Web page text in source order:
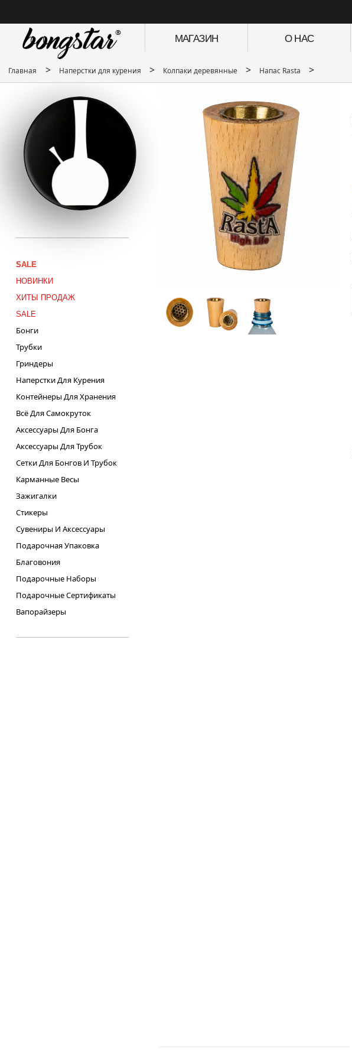
МАГАЗИН О НАС
Главная > Наперстки для курения > Колпаки деревянные > Напас Rasta >
SALE
НОВИНКИ
ХИТЫ ПРОДАЖ
SALE
Бонги
Трубки
Гриндеры
Наперстки Для Курения
Контейнеры Для Хранения
Всё Для Самокруток
Аксессуары Для Бонга
Аксессуары Для Трубок
Сетки Для Бонгов И Трубок
Карманные Весы
Зажигалки
Стикеры
Сувениры И Аксессуары
Подарочная Упаковка
Благовония
Подарочные Наборы
Подарочные Сертификаты
Вапорайзеры